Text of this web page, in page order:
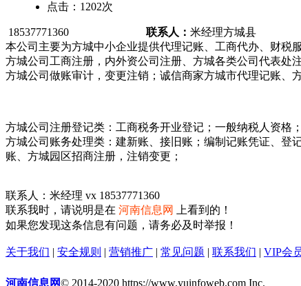
点击： 1202次
18537771360 联系人： 米经理方城县
本公司主要为方城中小企业提供代理记账、工商代办、财税
方城公司工商注册，内外资公司注册、方城各类公司代表处
方城公司做账审计，变更注销；诚信商家方城市代理记账、
方城公司注册登记类：工商税务开业登记；一般纳税人资格
方城公司账务处理类：建新账、接旧账；编制记账凭证、登
账、方城园区招商注册，注销变更；
联系人：米经理 vx 18537771360
联系我时，请说明是在 河南信息网
上看到的！
如果您发现这条信息有问题，请务必及时举报！
关于我们 | 安全规则 | 营销推广 | 常见问题 | 联系我们 | VIP会
河南信息网© 2014-2020 https://www.yuinfoweb.com Inc.